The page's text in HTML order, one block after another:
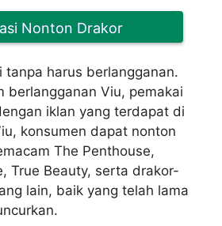
Nonton Drakor
harus berlangganan.
berlangganan Viu, pemakai
iklan yang terdapat di
konsumen dapat nonton
The Penthouse,
True Beauty, serta drakor-
lain, baik yang telah lama